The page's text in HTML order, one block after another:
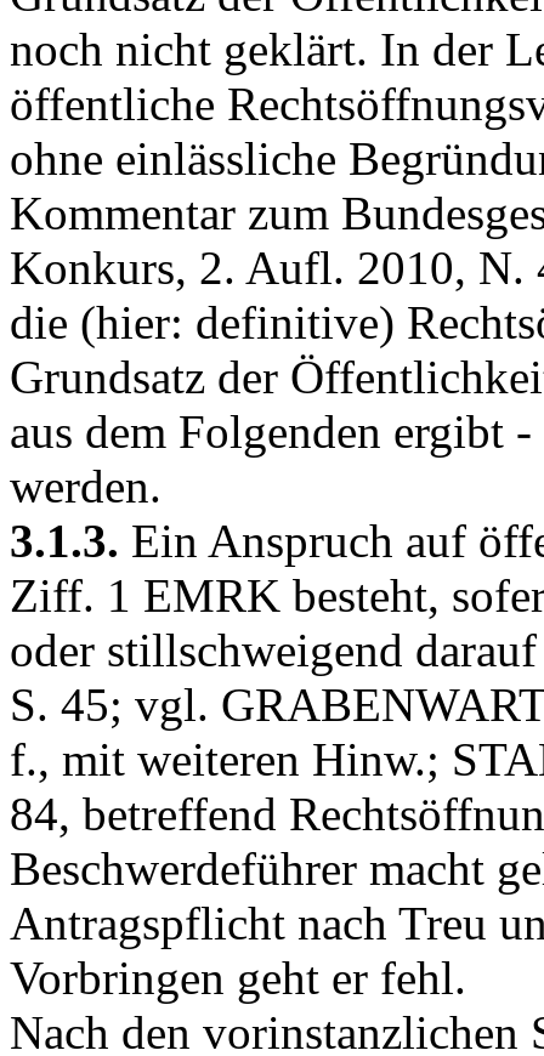
noch nicht geklärt. In der
öffentliche
ohne einlässliche
Kommentar zum
Konkurs, 2. Aufl. 2010, N.
die (hier: definitive)
Grundsatz der
aus dem Folgenden ergibt
werden.
3.1.3. Ein Anspruch auf
Ziff. 1 EMRK besteht,
oder stillschweigend
S. 45; vgl.
f., mit weiteren Hinw.;
84, betreffend
Beschwerdeführer macht
Antragspflicht nach Treu
Vorbringen geht er fehl.
Nach den vorinstanzlichen